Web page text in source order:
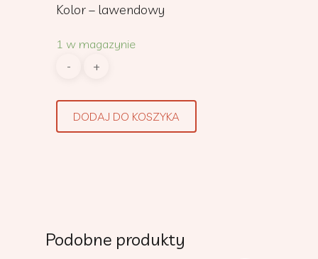
Kolor – lawendowy
1 w magazynie
DODAJ DO KOSZYKA
Podobne produkty